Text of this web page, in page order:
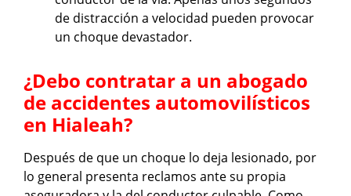
de distracción a velocidad pueden provocar
un choque devastador.
¿Debo contratar a un abogado
de accidentes automovilísticos
en Hialeah?
Después de que un choque lo deja lesionado, por
lo general presenta reclamos ante su propia